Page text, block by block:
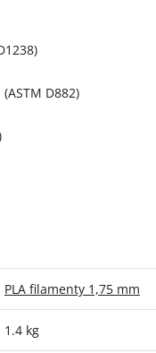
D882)
PLA filamenty 1,75 mm
1.4 kg